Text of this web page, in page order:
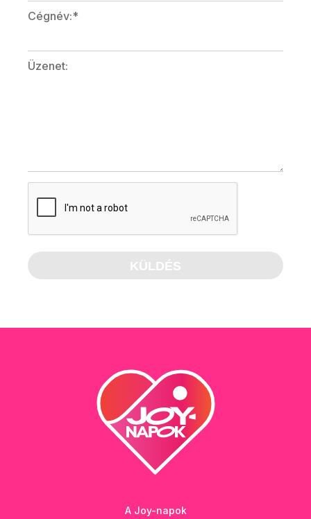
Cégnév:*
Üzenet:
A Joy-napok